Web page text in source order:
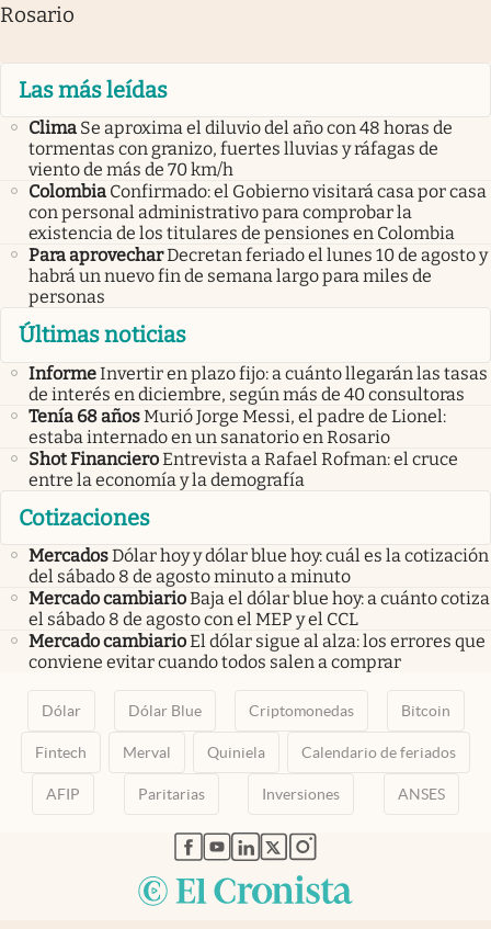
Rosario
Las más leídas
Clima Se aproxima el diluvio del año con 48 horas de
tormentas con granizo, fuertes lluvias y ráfagas de
viento de más de 70 km/h
Colombia Confirmado: el Gobierno visitará casa por casa
con personal administrativo para comprobar la
existencia de los titulares de pensiones en Colombia
Para aprovecharDecretan feriado el lunes 10 de agosto y
habrá un nuevo fin de semana largo para miles de
personas
Últimas noticias
InformeInvertir en plazo fijo: a cuánto llegarán las tasas
de interés en diciembre, según más de 40 consultoras
Tenía 68 añosMurió Jorge Messi, el padre de Lionel:
estaba internado en un sanatorio en Rosario
Shot FinancieroEntrevista a Rafael Rofman: el cruce
entre la economía y la demografía
Cotizaciones
MercadosDólar hoy y dólar blue hoy: cuál es la cotización
del sábado 8 de agosto minuto a minuto
Mercado cambiarioBaja el dólar blue hoy: a cuánto cotiza
el sábado 8 de agosto con el MEP y el CCL
Mercado cambiarioEl dólar sigue al alza: los errores que
conviene evitar cuando todos salen a comprar
Dólar Dólar Blue Criptomonedas Bitcoin
Fintech Merval Quiniela Calendario de feriados
AFIP Paritarias Inversiones ANSES
abre en nueva pestaña
abre en nueva pestaña
abre en nueva pestaña
abre en nueva pestaña
abre en nueva pestaña